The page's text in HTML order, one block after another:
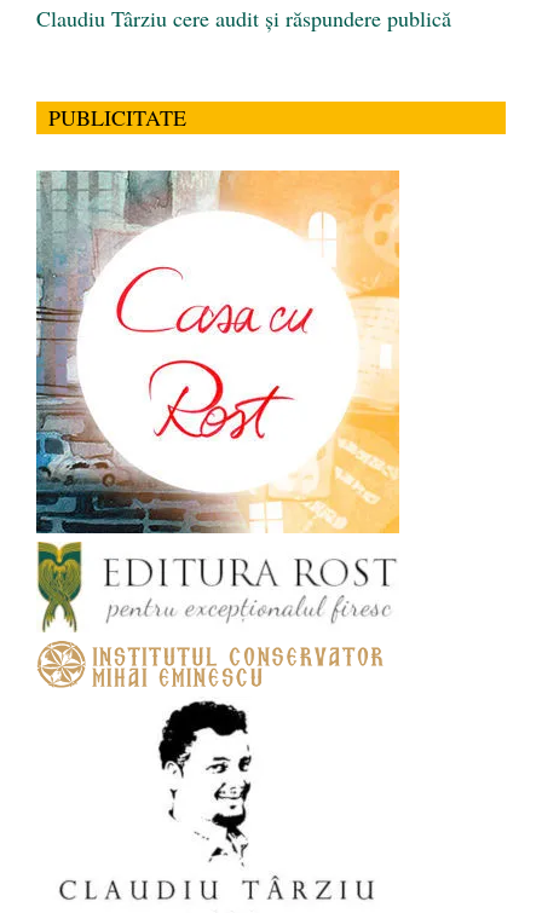
Claudiu Târziu cere audit și răspundere publică
PUBLICITATE